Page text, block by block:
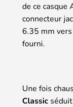
de ce casque
connecteur
6.35 mm
fourni.
Une fois
Classic